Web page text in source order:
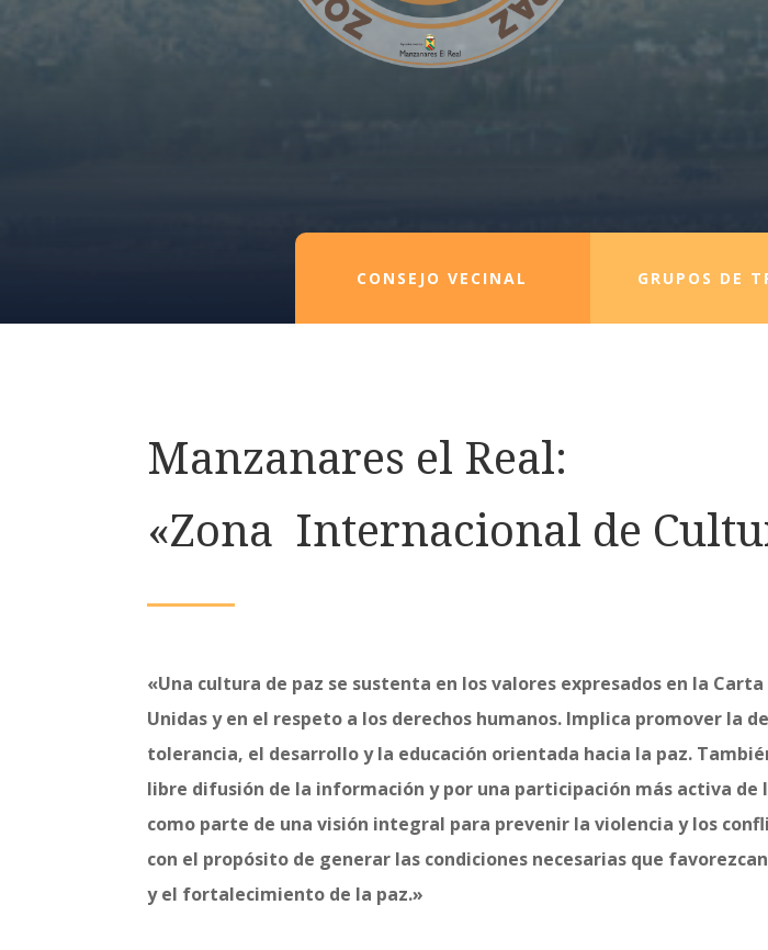
CONSEJO VECINAL GRUPOS DE
Manzanares el Real:
«Zona Internacional de
«Una cultura de paz se sustenta en los valores expresados en la
Unidas y en el respeto a los derechos humanos. Implica promover la
tolerancia, el desarrollo y la educación orientada hacia la paz.
libre difusión de la información y por una participación más activa de
como parte de una visión integral para prevenir la violencia y los
con el propósito de generar las condiciones necesarias que
y el fortalecimiento de la paz.»